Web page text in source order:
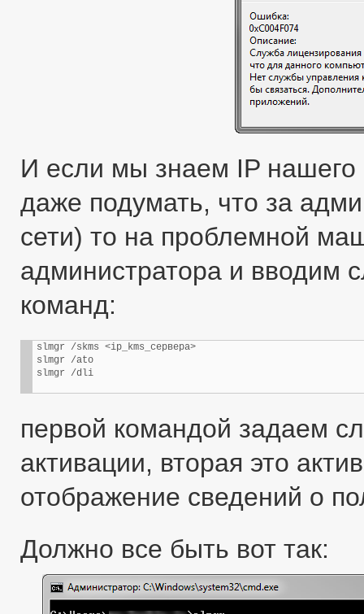
И если мы знаем IP нашего
даже подумать, что за
сети) то на проблемной
администратора и вводим
команд:
slmgr /skms <ip_kms_сервера>
slmgr /ato
slmgr /dli
первой командой задаем
активации, вторая это
отображение сведений о
Должно все быть вот так: